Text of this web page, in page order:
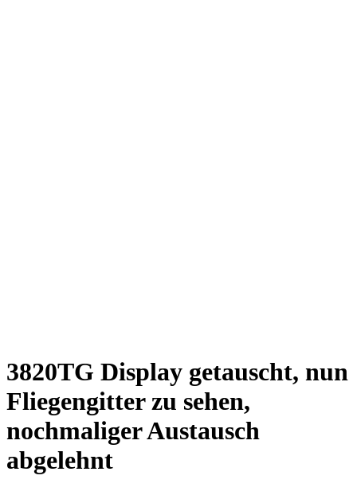
3820TG Display getauscht, nun
Fliegengitter zu sehen,
nochmaliger Austausch
abgelehnt